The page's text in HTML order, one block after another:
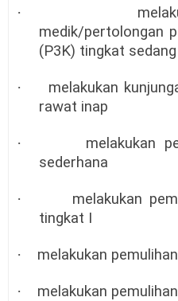
·
medik/pertolongan
(P3K) tingkat sedang
·
melakukan
rawat inap
·
melakukan
sederhana
·
melakukan
tingkat I
· melakukan
· melakukan